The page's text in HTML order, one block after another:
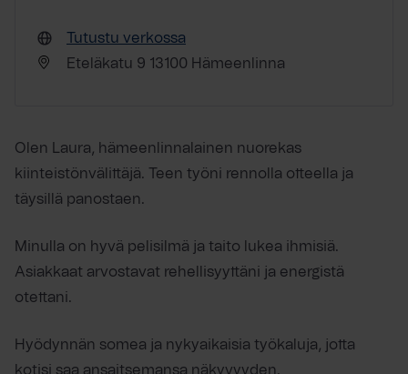
Tutustu verkossa
Eteläkatu 9 13100 Hämeenlinna
Olen Laura, hämeenlinnalainen nuorekas
kiinteistönvälittäjä. Teen työni rennolla otteella ja
täysillä panostaen.
Minulla on hyvä pelisilmä ja taito lukea ihmisiä.
Asiakkaat arvostavat rehellisyyttäni ja energistä
otettani.
Hyödynnän somea ja nykyaikaisia työkaluja, jotta
kotisi saa ansaitsemansa näkyvyyden.